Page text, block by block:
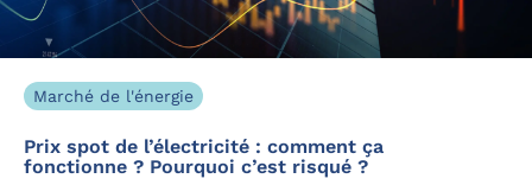
Marché de l'énergie
Prix spot de l’électricité : comment ça
fonctionne ? Pourquoi c’est risqué ?